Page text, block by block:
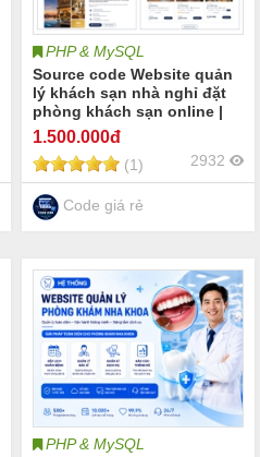
PHP & MySQL
Source code Website quản
lý khách sạn nhà nghỉ đặt
phòng khách sạn online |
Booking hotel khách sạn
online quản lý phòng khách
sạn check-in/check-out
Khách sạn Resort Homestay
Villa
1.500.000đ
(1) 2932
Code giá rẻ
PHP & MySQL